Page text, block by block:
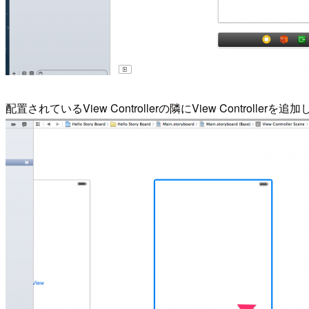
配置されているView Controllerの隣にView Controllerを追加